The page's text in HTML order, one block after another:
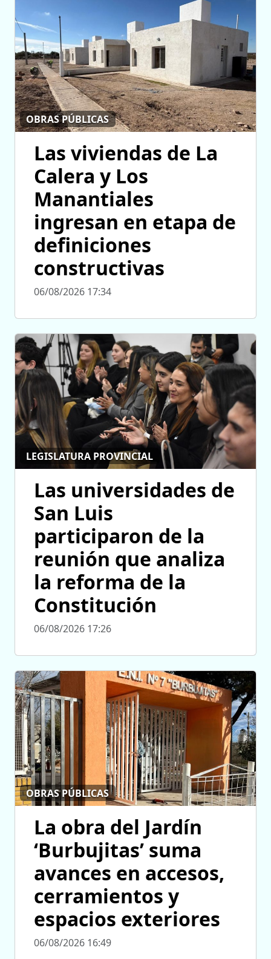
OBRAS PÚBLICAS
Las viviendas de La
Calera y Los
Manantiales
ingresan en etapa de
definiciones
constructivas
06/08/2026 17:34
LEGISLATURA PROVINCIAL
Las universidades de
San Luis
participaron de la
reunión que analiza
la reforma de la
Constitución
06/08/2026 17:26
OBRAS PÚBLICAS
La obra del Jardín
‘Burbujitas’ suma
avances en accesos,
cerramientos y
espacios exteriores
06/08/2026 16:49